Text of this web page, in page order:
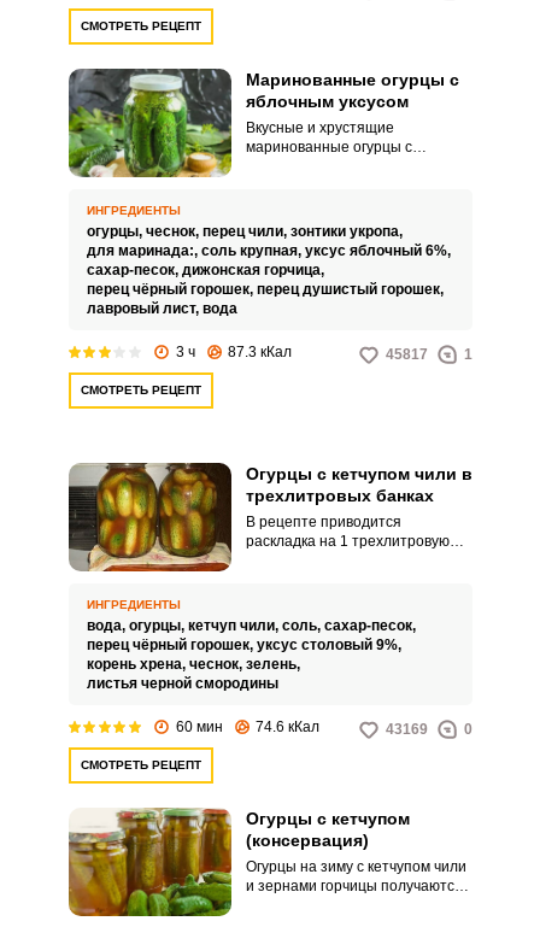
СМОТРЕТЬ РЕЦЕПТ
Маринованные огурцы с
яблочным уксусом
Вкусные и хрустящие
маринованные огурцы с
у вас под рукой. Как дополнение
к горячим блюдам или сочный
ингредиент для салата –
маринованные огурцы всегда
кстати.
ИНГРЕДИЕНТЫ
огурцы, чеснок, перец чили, зонтики укропа,
для маринада:, соль крупная, уксус яблочный 6%,
сахар-песок, дижонская горчица,
перец чёрный горошек, перец душистый горошек,
лавровый лист, вода
3 ч 87.3 кКал 45817 1
СМОТРЕТЬ РЕЦЕПТ
Огурцы с кетчупом чили в
трехлитровых банках
В рецепте приводится
раскладка на 1 трехлитровую
ИНГРЕДИЕНТЫ
вода, огурцы, кетчуп чили, соль, сахар-песок,
перец чёрный горошек, уксус столовый 9%,
корень хрена, чеснок, зелень,
листья черной смородины
60 мин 74.6 кКал 43169 0
СМОТРЕТЬ РЕЦЕПТ
Огурцы с кетчупом
(консервация)
Огурцы на зиму с кетчупом чили
и зернами горчицы получаются
ВХОД НА САЙТ
Войдите
с помощью социальных сетей:
или